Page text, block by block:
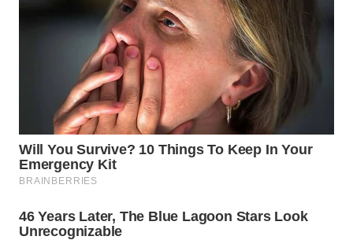
WN
WN
JATIM
BALI